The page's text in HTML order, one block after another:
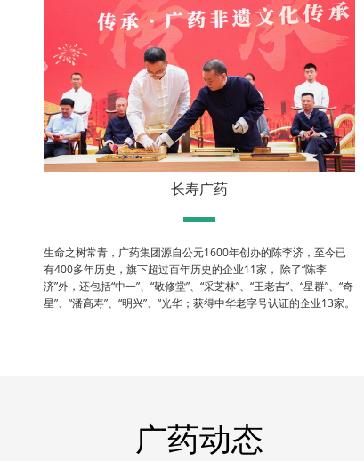
长寿广药
生命之树常青，广药集团源自公元1600年创办的陈李济，至今已
有400多年历史，旗下超过百年历史的企业11家， 除了“陈李
济”外，还包括“中一”、“敬修堂”、“采芝林”、“王老吉”、“星群”、“奇
星”、“潘高寿”、“明兴”、“光华；获得中华老字号认证的企业13家。
广药动态